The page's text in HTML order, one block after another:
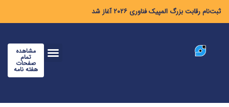
ثبت‌نام رقابت بزرگ المپیک فناوری ۲۰۲۶ آغاز شد
مشاهده
تمام
صفحات
هفته نامه